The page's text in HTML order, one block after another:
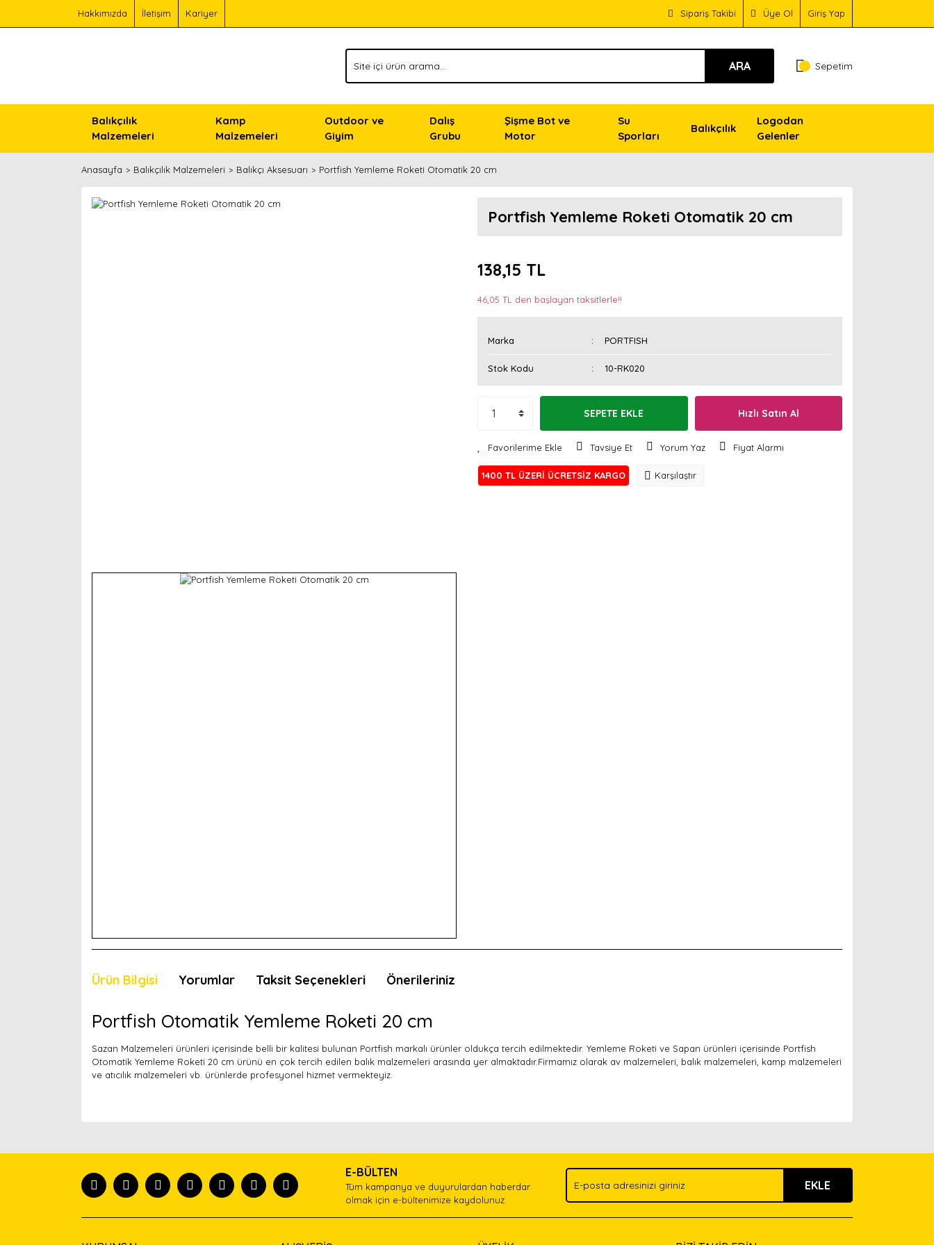
Hakkımızda İletişim Kariyer Sipariş Takibi Üye Ol Giriş Yap
ARA Sepetim
Balıkçılık
Malzemeleri
Kamp
Malzemeleri
Outdoor ve
Giyim
Dalış
Grubu
Şişme Bot ve
Motor
Su
Sporları
Balıkçılık
Logodan
Gelenler
Anasayfa Balıkçılık Malzemeleri Balıkçı Aksesuarı Portfish Yemleme Roketi Otomatik 20 cm
Portfish Yemleme Roketi Otomatik 20 cm
138,15 TL
46,05 TL den başlayan taksitlerle!!
Marka PORTFISH
Stok Kodu 10-RK020
SEPETE EKLE Hızlı Satın Al
Tavsiye Et Yorum Yaz Fiyat Alarmı
1400 TL ÜZERİ ÜCRETSİZ KARGO Karşılaştır
Ürün Bilgisi Yorumlar Taksit Seçenekleri Önerileriniz
Portfish Otomatik Yemleme Roketi 20 cm
Sazan Malzemeleri ürünleri içerisinde belli bir kalitesi bulunan Portfish markalı ürünler oldukça tercih edilmektedir. Yemleme Roketi ve Sapan ürünleri içerisinde Portfish
Otomatik Yemleme Roketi 20 cm ürünü en çok tercih edilen balık malzemeleri arasında yer almaktadır.Firmamız olarak av malzemeleri, balık malzemeleri, kamp malzemeleri
ve atıcılık malzemeleri vb. ürünlerde profesyonel hizmet vermekteyiz.
Ürün açıklamasında eksik bilgiler bulunuyor.
E-BÜLTEN
Tüm kampanya ve duyurulardan haberdar
olmak için e-bültenimize kaydolunuz.
EKLE